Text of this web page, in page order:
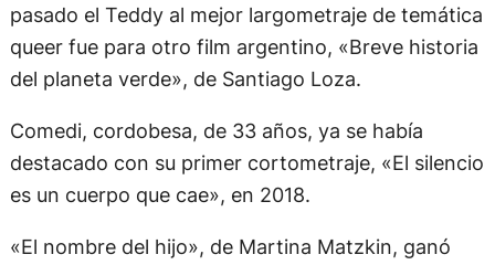
pasado el Teddy al mejor largometraje de temática
queer fue para otro film argentino, «Breve historia
del planeta verde», de Santiago Loza.
Comedi, cordobesa, de 33 años, ya se había
destacado con su primer cortometraje, «El silencio
es un cuerpo que cae», en 2018.
«El nombre del hijo», de Martina Matzkin, ganó